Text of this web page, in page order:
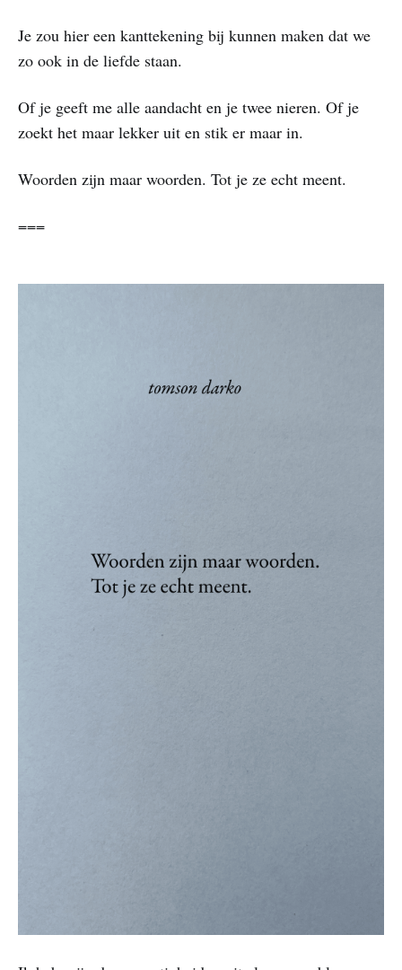
Je zou hier een kanttekening bij kunnen maken dat we
zo ook in de liefde staan.
Of je geeft me alle aandacht en je twee nieren. Of je
zoekt het maar lekker uit en stik er maar in.
Woorden zijn maar woorden. Tot je ze echt meent.
===